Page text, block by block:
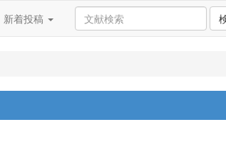
新着投稿